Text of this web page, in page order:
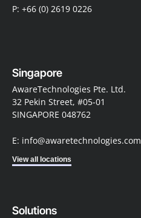
P: +66 (0) 2619 0226
Singapore
AwareTechnologies Pte. Ltd.
32 Pekin Street, #05-01
SINGAPORE 048762
E: info@awaretechnologies.com
View all locations
Solutions